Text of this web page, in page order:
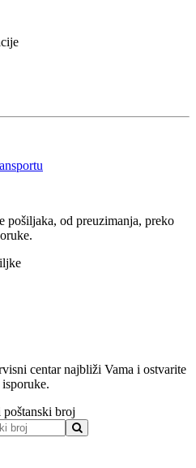
pošiljaka, od preuzimanja, preko
centar najbliži Vama i ostvarite
broj